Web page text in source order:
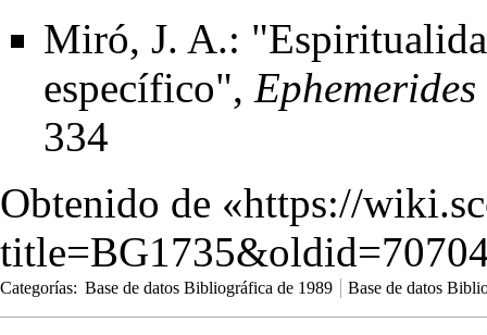
Miró, J. A.:
específico",
334
Obtenido de «https://
Categorías: Base de datos Bibliográfica de 1989 Base de datos